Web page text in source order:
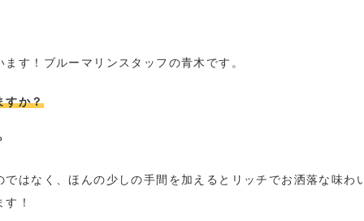
す！ブルーマリンスタッフの青木です。
すか？
はなく、ほんの少しの手間を加えるとリッチでお洒落な味わ
！